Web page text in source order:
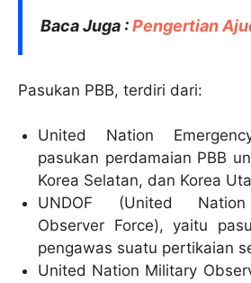
Baca Juga :Pengertian
Pasukan PBB, terdiri dari:
United Nation
pasukan perdamaian PBB
Korea Selatan, dan Korea
UNDOF (United Nation
Observer Force), yaitu
pengawas suatu pertikaian
United Nation Military